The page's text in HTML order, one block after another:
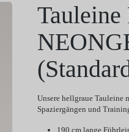
Tauleine
Unsere hellgraue
Spaziergängen und
190 cm lange